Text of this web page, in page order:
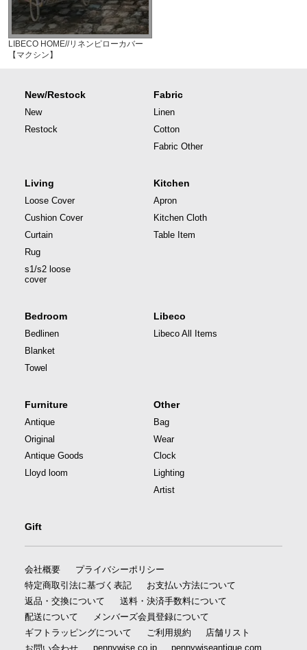
LIBECO HOME//リネンピローカバー
【マクシン】
New/Restock
New
Restock
Fabric
Linen
Cotton
Fabric Other
Living
Loose Cover
Cushion Cover
Curtain
Rug
s1/s2 loose
cover
Kitchen
Apron
Kitchen Cloth
Table Item
Bedroom
Bedlinen
Blanket
Towel
Libeco
Libeco All Items
Furniture
Antique
Original
Antique Goods
Lloyd loom
Other
Bag
Wear
Clock
Lighting
Artist
Gift
会社概要
プライバシーポリシー
特定商取引法に基づく表記
お支払い方法について
返品・交換について
送料・決済手数料について
配送について
メンバーズ会員登録について
ギフトラッピングについて
ご利用規約
店舗リスト
pennywise.co.jp pennywiseantique.com